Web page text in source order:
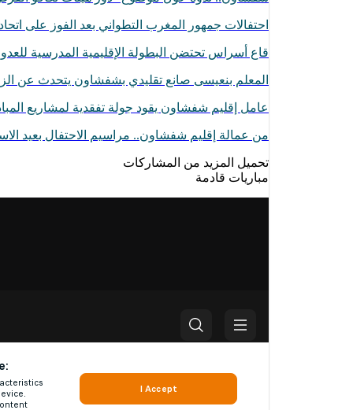
احتفالات جمهور المغرب التطواني بعد الفوز على
قاع أسراس تحتضن البطولة الإقليمية المدرسية
المعلم بنعيسى صانع تقليدي بشفشاون يتحدث عن
عامل إقليم شفشاون يقود جولة تفقدية لمشاريع
من عمالة إقليم شفشاون.. مراسيم الاحتفال بعيد
تحميل المزيد من المشاركات
مباريات قادمة